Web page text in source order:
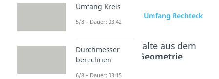
zur Videoseite: Umfang Rechteck
Beliebte Inhalte aus dem
Bereich
Geometrie
Umfang Kreis
5/8 – Dauer: 03:42
Durchmesser
berechnen
6/8 – Dauer: 03:15